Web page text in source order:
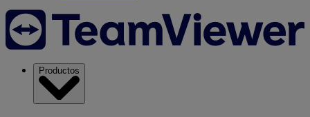
Productos